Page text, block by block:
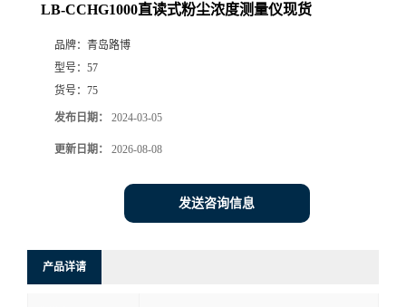
厅
LB-CCHG1000直读式粉尘浓度测量仪现货
品牌： 青岛路博
型号： 57
货号： 75
发布日期： 2024-03-05
更新日期： 2026-08-08
发送咨询信息
产品详请